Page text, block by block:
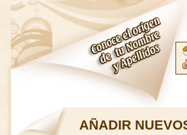
AÑADIR